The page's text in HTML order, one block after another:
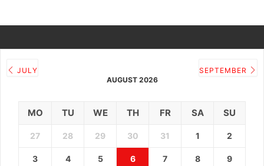
JULY
AUGUST 2026
SEPTEMBER
MO TU WE TH FR SA SU
27 28 29 30 31 1 2
3 4 5 6 7 8 9